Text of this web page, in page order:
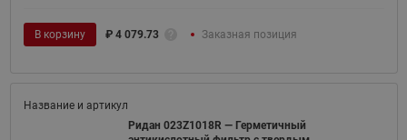
В корзину ₽ 4 079.73 Заказная позиция
Ридан 023Z1018R — Герметичный